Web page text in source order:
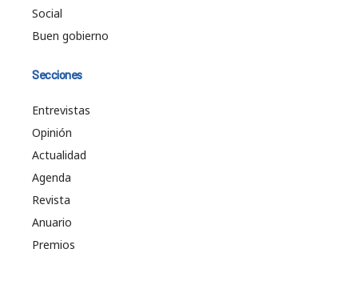
Social
Buen gobierno
Secciones
Entrevistas
Opinión
Actualidad
Agenda
Revista
Anuario
Premios